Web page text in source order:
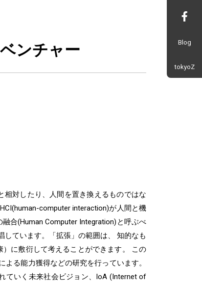
Blog
tokyoZ
ンチャー
相対したり、人間を置き換えるものではな
computer interaction)が人間と機
合(Human Computer Integration)と呼ぶべ
しています。「拡張」の範囲は、 知的なも
に敷衍して考えることができます。 この
る能力獲得などの研究を行っています。
ていく未来社会ビジョン、IoA (Internet of